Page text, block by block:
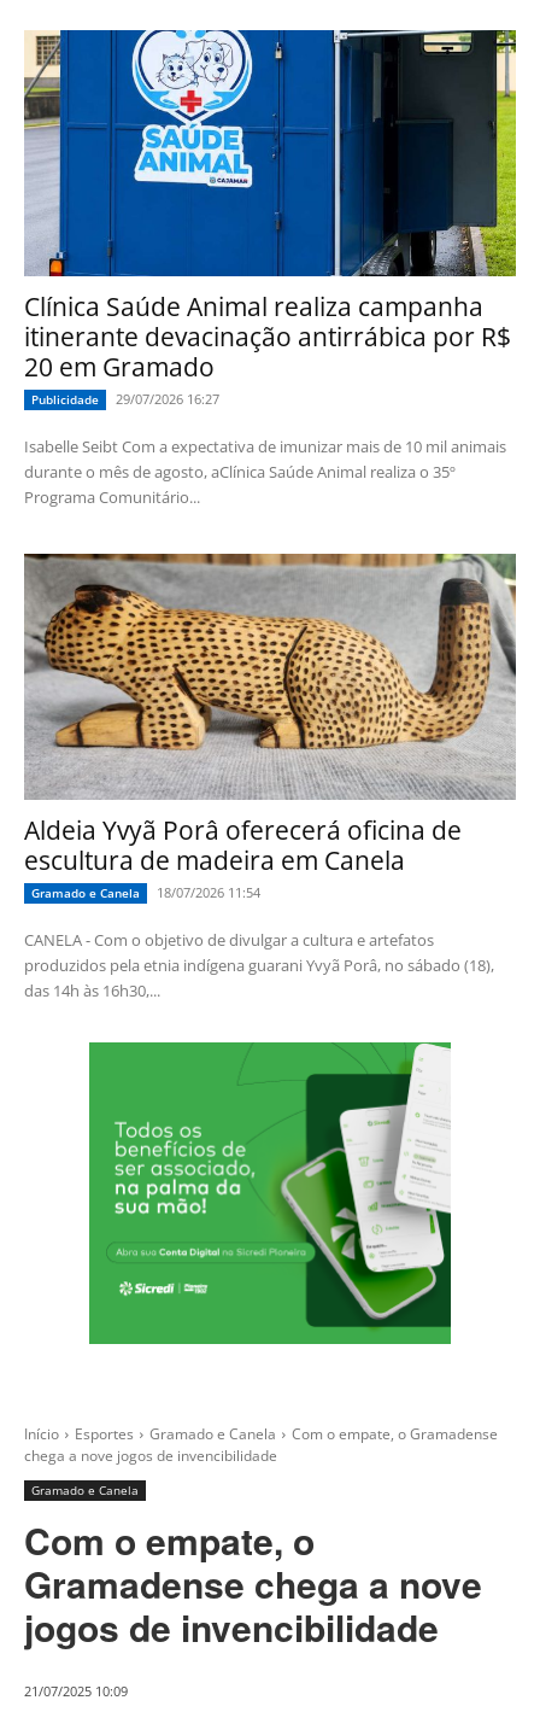
Clínica Saúde Animal realiza campanha
itinerante devacinação antirrábica por R$
20 em Gramado
Publicidade 29/07/2026 16:27
Isabelle Seibt Com a expectativa de imunizar mais de 10 mil animais
durante o mês de agosto, aClínica Saúde Animal realiza o 35º
Programa Comunitário...
Aldeia Yvyã Porâ oferecerá oficina de
escultura de madeira em Canela
Gramado e Canela 18/07/2026 11:54
CANELA - Com o objetivo de divulgar a cultura e artefatos
produzidos pela etnia indígena guarani Yvyã Porâ, no sábado (18),
das 14h às 16h30,...